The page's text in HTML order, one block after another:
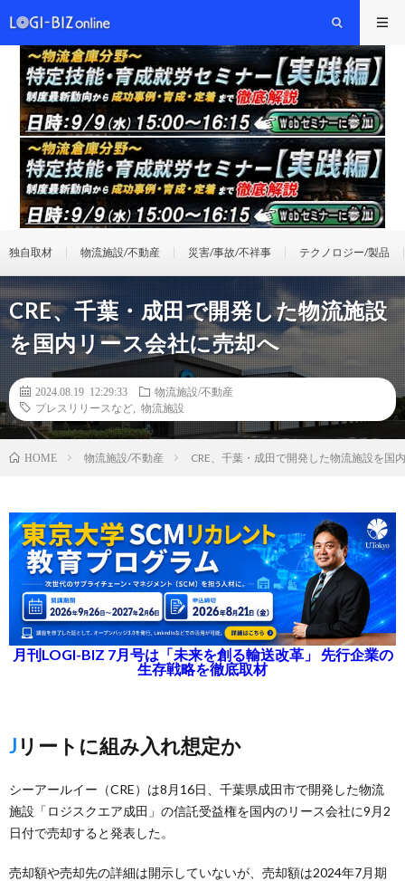
独自取材 物流施設/不動産 災害/事故/不祥事 テクノロジー/製品
CRE、千葉・成田で開発した物流施設
を国内リース会社に売却へ
2024.08.19 12:29:33
物流施設/不動産
プレスリリースなど
物流施設
HOME 物流施設/不動産 CRE、千葉・成田で開発した物流施設を国
月刊LOGI-BIZ 7月号は「未来を創る輸送改革」 先行企業の
生存戦略を徹底取材
Jリートに組み入れ想定か
シーアールイー（CRE）は8月16日、千葉県成田市で開発した物流
施設「ロジスクエア成田」の信託受益権を国内のリース会社に9月2
日付で売却すると発表した。
売却額や売却先の詳細は開示していないが、売却額は2024年7月期